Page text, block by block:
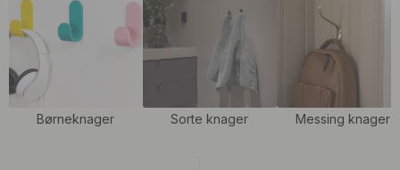
Børneknager Sorte knager Messing knager